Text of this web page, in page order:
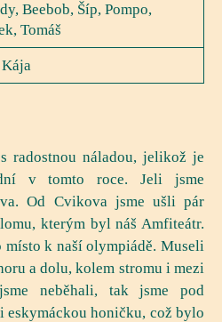
Beebob, Šíp, Pompo,
Tomáš
radostnou náladou, jelikož je
v tomto roce. Jeli jsme
Od Cvikova jsme ušli pár
kterým byl náš Amfiteátr.
k naší olympiádě. Museli
a dolu, kolem stromu i mezi
neběhali, tak jsme pod
eskymáckou honičku, což bylo